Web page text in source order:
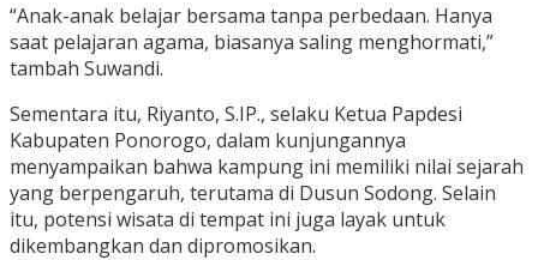
“Anak-anak belajar bersama tanpa perbedaan. Hanya
saat pelajaran agama, biasanya saling menghormati,”
tambah Suwandi.
Sementara itu, Riyanto, S.IP., selaku Ketua Papdesi
Kabupaten Ponorogo, dalam kunjungannya
menyampaikan bahwa kampung ini memiliki nilai sejarah
yang berpengaruh, terutama di Dusun Sodong. Selain
itu, potensi wisata di tempat ini juga layak untuk
dikembangkan dan dipromosikan.